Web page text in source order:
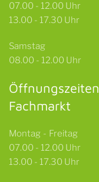
07.00 - 12.00 Uhr
13.00 - 17.30 Uhr
Samstag
08.00 - 12.00 Uhr
Öffnungszeiten
Fachmarkt
Montag - Freitag
07.00 - 12.00 Uhr
13.00 - 17.30 Uhr